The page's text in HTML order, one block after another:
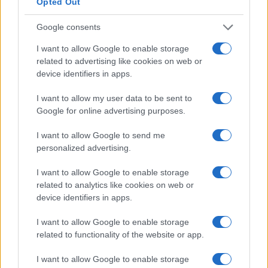
Google consents
I want to allow Google to enable storage
related to advertising like cookies on web or
device identifiers in apps.
I want to allow my user data to be sent to
Google for online advertising purposes.
I want to allow Google to send me
personalized advertising.
I want to allow Google to enable storage
related to analytics like cookies on web or
device identifiers in apps.
I want to allow Google to enable storage
related to functionality of the website or app.
I want to allow Google to enable storage
anche se questo significa programmare del tempo
sul calendario per il pranzo, è più probabile che
tu scelga cibi sani che ti mantengano pieno di
energia per tutto il giorno. Se hai la tendenza a
rifornito di spuntini sani .
Sviluppare una routine della buonanotte ti aiuterà
anche a dormire meglio, dice Viciere. “Prova ad
abbassare il telefono almeno 30 minuti prima di
andare a letto”, dice. “Puoi usare una lozione o delle
candele per aromaterapia, provare la meditazione e
persino scrivere nel tuo diario. Rendilo un non
negoziabile per la notte e consideralo come la tua
tuo cervello sappia che è ora di andare a letto “.